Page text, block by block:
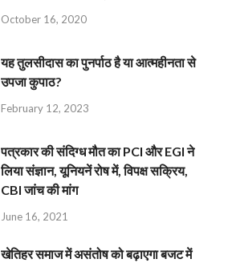
October 16, 2020
यह तुलसीदास का पुनर्पाठ है या आत्महीनता से
उपजा कुपाठ?
February 12, 2023
पत्रकार की संदिग्ध मौत का PCI और EGI ने
लिया संज्ञान, यूनियनें रोष में, विपक्ष सक्रिय,
CBI जांच की मांग
June 16, 2021
खेतिहर समाज में असंतोष को बढ़ाएगा बजट में